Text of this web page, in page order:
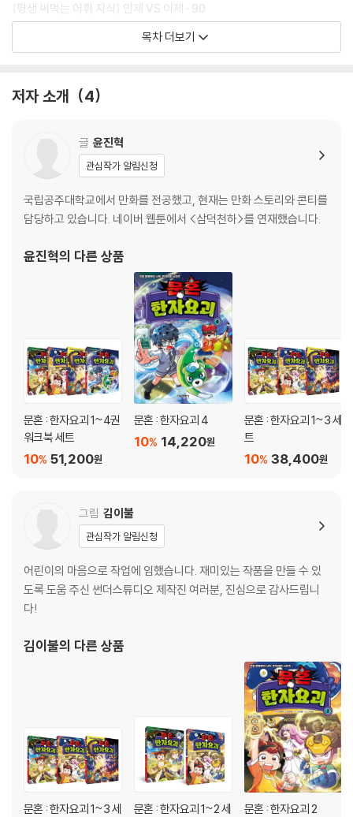
(평생 써먹는 어휘 지식) 인제 VS 이제 · 90
4화 강인 VS 하준, 첫 번째 충돌 · 92
5화 이제는 한 팀 · 122
목차 더보기
저자 소개 4
글 윤진혁
관심작가 알림신청
국립공주대학교에서 만화를 전공했고, 현재는 만화 스토리와 콘티를
담당하고 있습니다. 네이버 웹툰에서 <삼덕천하>를 연재했습니다.
윤진혁의 다른 상품
문혼 : 한자요괴 1~4권
워크북 세트
51,200원
10%
문혼 : 한자요괴 4
14,220원
10%
문혼 : 한자요괴 1~3 세
트
38,400원
10%
그림 김이불
관심작가 알림신청
어린이의 마음으로 작업에 임했습니다. 재미있는 작품을 만들 수 있
도록 도움 주신 썬더스튜디오 제작진 여러분, 진심으로 감사드립니
다!
김이불의 다른 상품
문혼 : 한자요괴 1~3 세
문혼 : 한자요괴 1~2 세
문혼 : 한자요괴 2